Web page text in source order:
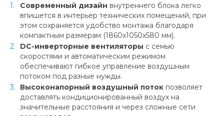
Современный дизайн внутреннего блока легко
впишется в интерьер технических помещений, при
этом сохраняется удобство монтажа благодаря
компактным размерам (1860х1050х580 мм).
DC-инверторные вентиляторы с семью
скоростями и автоматическим режимом
обеспечивают гибкое управление воздушным
потоком под разные нужды.
Высоконапорный воздушный поток позволяет
доставлять кондиционированный воздух на
значительные расстояния и через сложные сети